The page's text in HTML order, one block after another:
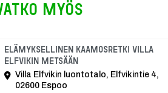
myös
Elämyksellinen kaamosretki Villa
Elfvikin metsään
Villa Elfvikin luontotalo, Elfvikintie 4,
02600 Espoo